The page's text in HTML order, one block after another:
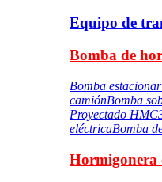
Equipo de
Bomba de
Bomba
camiónBomba
Proyectado
eléctricaBomba
Hormigonera